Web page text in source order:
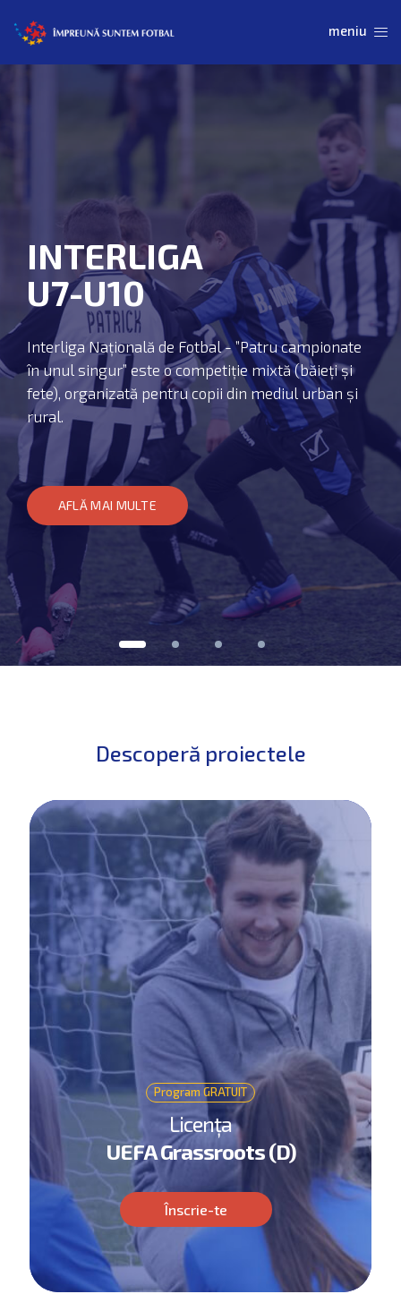
INTERLIGA
U7-U10
Interliga Națională de Fotbal - ”Patru campionate
în unul singur” este o competiție mixtă (băieți și
fete), organizată pentru copii din mediul urban și
rural.
AFLĂ MAI MULTE
Descoperă proiectele
Program GRATUIT
Licența
UEFA Grassroots (D)
Înscrie-te